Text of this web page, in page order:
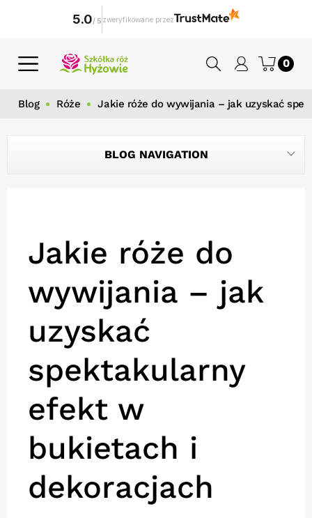
0
Blog Róże Jakie róże do wywijania – jak uzyskać
BLOG NAVIGATION
Jakie róże do
wywijania – jak
uzyskać
spektakularny
efekt w
bukietach i
dekoracjach
5.0/ 5 zweryfikowane przez